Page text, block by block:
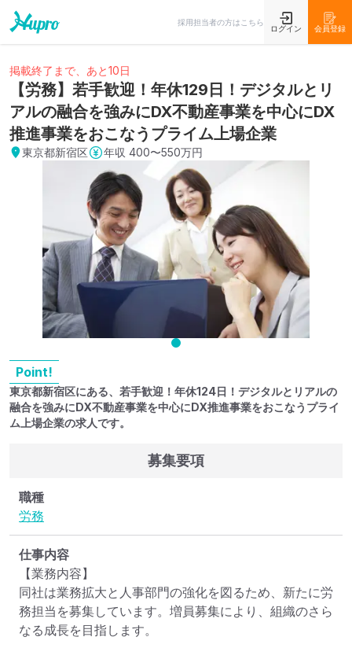
採用担当者の方はこちら
ログイン 会員登録
掲載終了まで、あと10日
【労務】若手歓迎！年休129日！デジタルとリ
アルの融合を強みにDX不動産事業を中心にDX
推進事業をおこなうプライム上場企業
東京都新宿区 年収 400〜550万円
Point!
東京都新宿区にある、若手歓迎！年休124日！デジタルとリアルの
融合を強みにDX不動産事業を中心にDX推進事業をおこなうプライ
ム上場企業の求人です。
募集要項
職種
労務
仕事内容
【業務内容】
同社は業務拡大と人事部門の強化を図るため、新たに労
務担当を募集しています。増員募集により、組織のさら
なる成長を目指します。